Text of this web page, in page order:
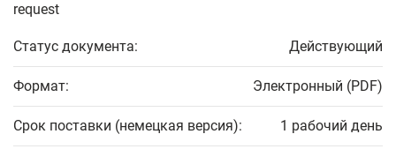
request
Статус документа: Действующий
Формат: Электронный (PDF)
Срок поставки (немецкая версия): 1 рабочий день